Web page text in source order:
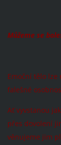
Můžeme se
Emoční tělo
falešné
Ať vyvstanou
přes dovolení
věnujeme jim